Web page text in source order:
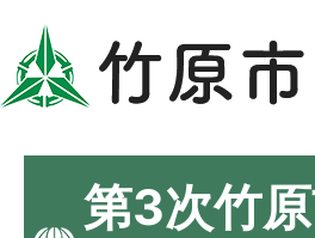
第3次竹